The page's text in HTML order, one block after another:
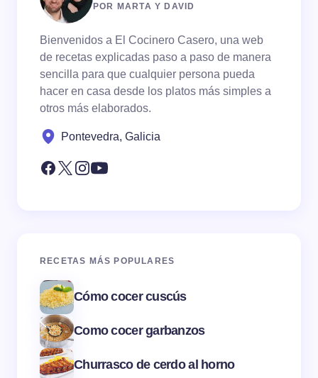
POR MARTA Y DAVID
Bienvenidos a El Cocinero Casero, una web
de recetas explicadas paso a paso de manera
sencilla para que cualquier persona pueda
hacer en casa desde los platos más simples a
otros más elaborados.
Pontevedra, Galicia
RECETAS MÁS POPULARES
Cómo cocer cuscús
Como cocer garbanzos
Churrasco de cerdo al horno